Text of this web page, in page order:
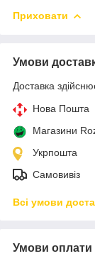
Приховати
Умови
Доставка
Нова Пошта
Магазини
Укрпошта
Самовивіз
Всі умови
Умови оплати